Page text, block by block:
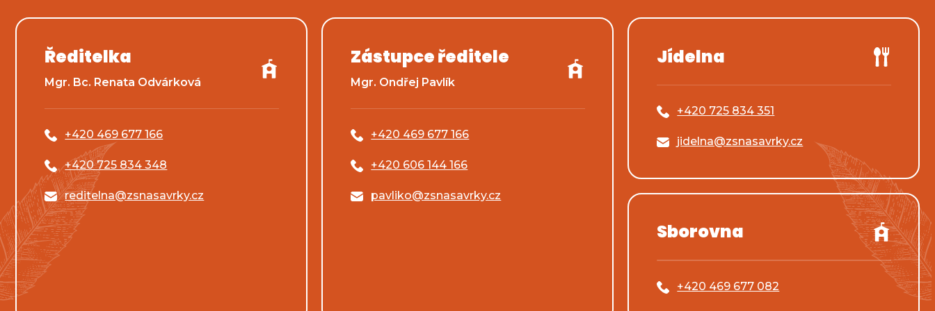
Ředitelka
Mgr. Bc. Renata Odvárková
+420 469 677 166
+420 725 834 348
reditelna@zsnasavrky.cz
Zástupce ředitele
Mgr. Ondřej Pavlík
+420 469 677 166
+420 606 144 166
pavliko@zsnasavrky.cz
Jídelna
+420 725 834 351
jidelna@zsnasavrky.cz
Sborovna
+420 469 677 082